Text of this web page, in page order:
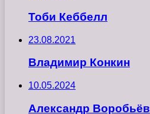
Тоби Кеббелл
23.08.2021
Владимир Конкин
10.05.2024
Александр Воробьёв